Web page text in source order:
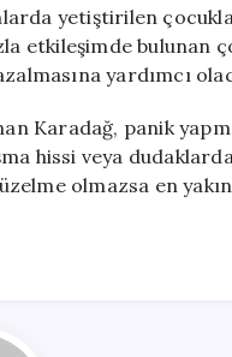
yetiştirilen
etkileşimde bulunan
yardımcı
Karadağ, panik
hissi veya
olmazsa en